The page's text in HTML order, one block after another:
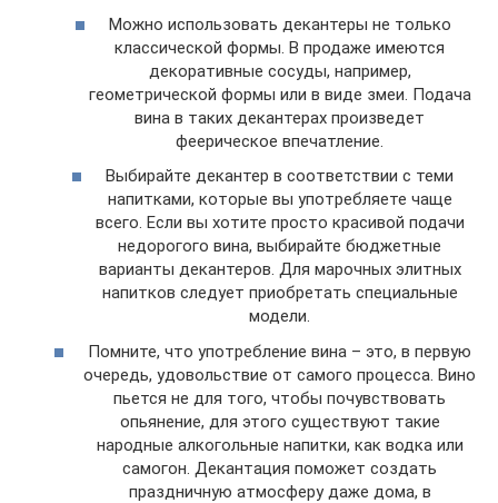
Можно использовать декантеры не только
классической формы. В продаже имеются
декоративные сосуды, например,
геометрической формы или в виде змеи. Подача
вина в таких декантерах произведет
феерическое впечатление.
Выбирайте декантер в соответствии с теми
напитками, которые вы употребляете чаще
всего. Если вы хотите просто красивой подачи
недорогого вина, выбирайте бюджетные
варианты декантеров. Для марочных элитных
напитков следует приобретать специальные
модели.
Помните, что употребление вина – это, в первую
очередь, удовольствие от самого процесса. Вино
пьется не для того, чтобы почувствовать
опьянение, для этого существуют такие
народные алкогольные напитки, как водка или
самогон. Декантация поможет создать
праздничную атмосферу даже дома, в